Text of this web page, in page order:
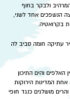
ולבקר בחוף
הנשפכים אחד לשני,
בקרואטיה.
עתיקה חומה סביב לה
והים התיכון
אחת המדינות הירוקות
מושלגים כנגד חופי